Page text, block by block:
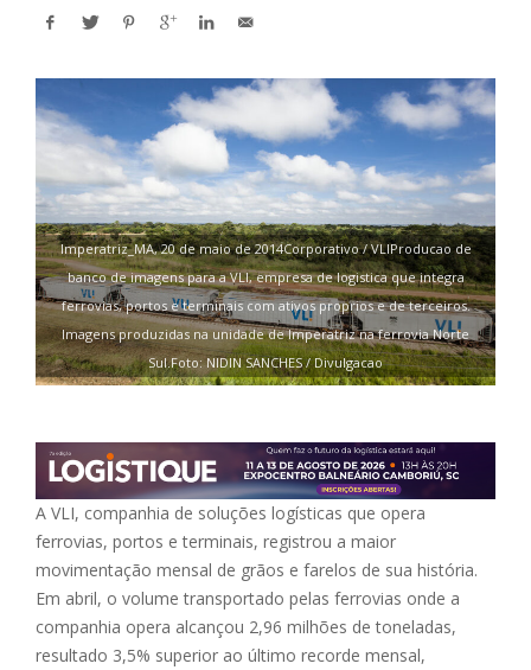
Imperatriz_MA, 20 de maio de 2014Corporativo / VLIProducao de
banco de imagens para a VLI, empresa de logistica que integra
ferrovias, portos e terminais com ativos proprios e de terceiros.
Imagens produzidas na unidade de Imperatriz na ferrovia Norte
Sul.Foto: NIDIN SANCHES / Divulgacao
A VLI, companhia de soluções logísticas que opera
ferrovias, portos e terminais, registrou a maior
movimentação mensal de grãos e farelos de sua história.
Em abril, o volume transportado pelas ferrovias onde a
companhia opera alcançou 2,96 milhões de toneladas,
resultado 3,5% superior ao último recorde mensal,